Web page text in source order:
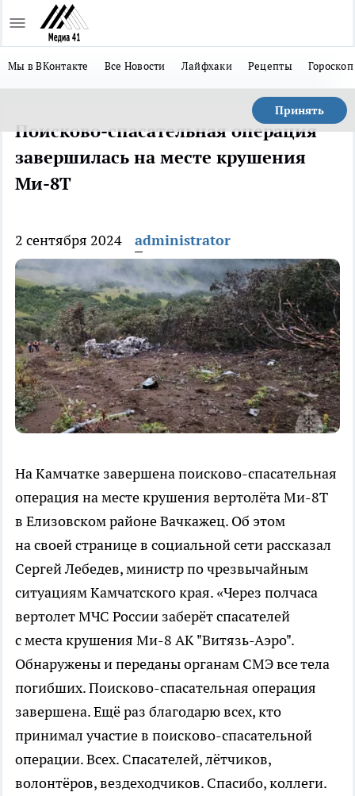
Мы в ВКонтакте Все Новости Лайфхаки Рецепты Гороскоп
Принять
Поисково-спасательная операция
завершилась на месте крушения
Ми-8Т
2 сентября 2024 administrator
На Камчатке завершена поисково-спасательная
операция на месте крушения вертолёта Ми-8Т
в Елизовском районе Вачкажец. Об этом
на своей странице в социальной сети рассказал
Сергей Лебедев, министр по чрезвычайным
ситуациям Камчатского края. «Через полчаса
вертолет МЧС России заберёт спасателей
с места крушения Ми-8 АК "Витязь-Аэро".
Обнаружены и переданы органам СМЭ все тела
погибших. Поисково-спасательная операция
завершена. Ещё раз благодарю всех, кто
принимал участие в поисково-спасательной
операции. Всех. Спасателей, лётчиков,
волонтёров, вездеходчиков. Спасибо, коллеги.